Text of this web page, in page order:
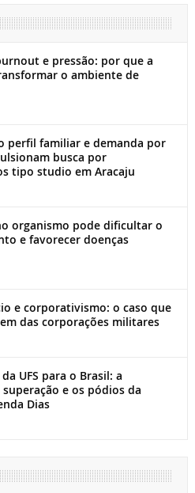
e pressão: por que a
o ambiente de
perfil familiar e demanda por
busca por
tipo studio em Aracaju
organismo pode dificultar o
e favorecer doenças
e corporativismo: o caso que
das corporações militares
UFS para o Brasil: a
e os pódios da
Dias